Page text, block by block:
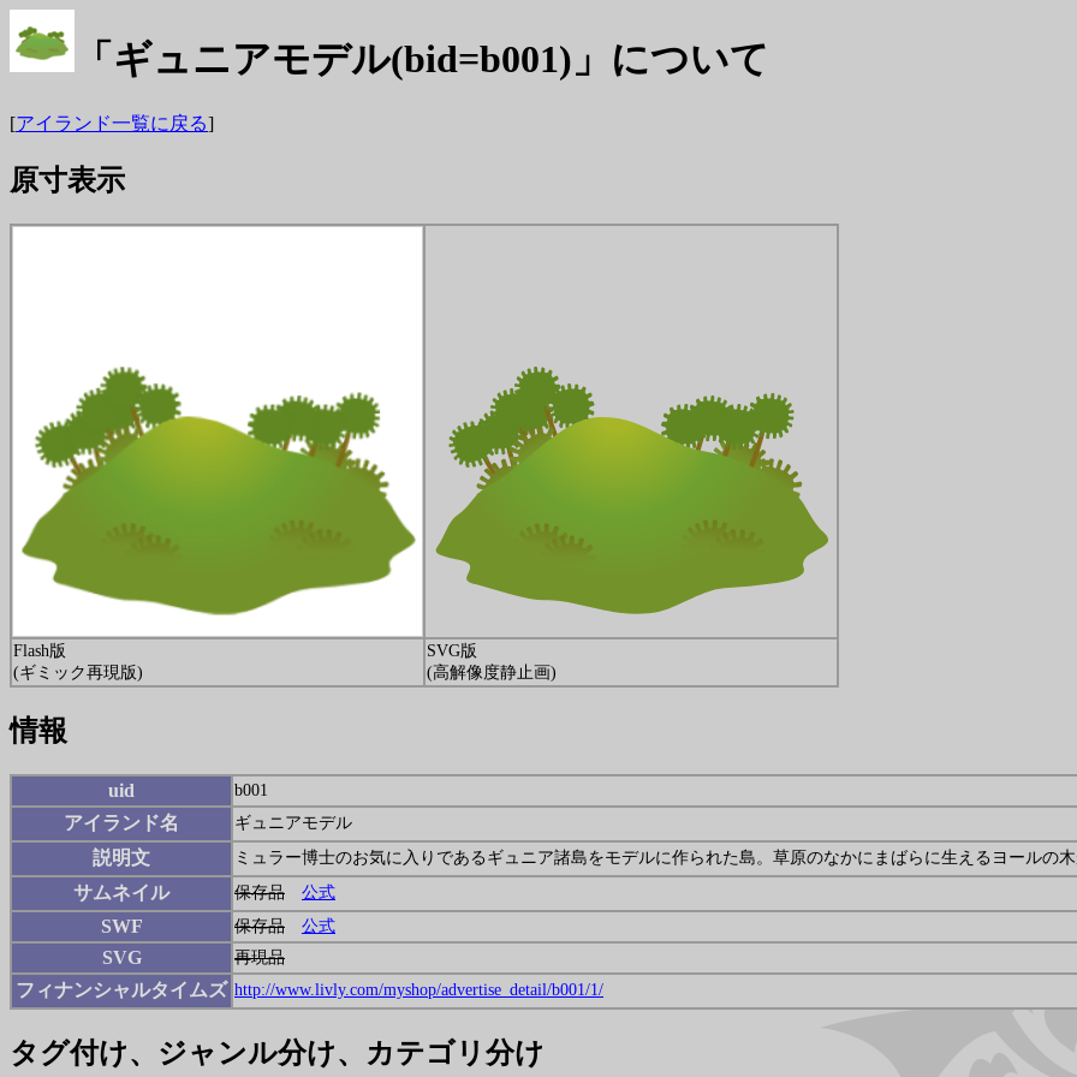
「ギュニアモデル(bid=b001)」について
[アイランド一覧に戻る]
原寸表示
Flash版
(ギミック再現版)
SVG版
(高解像度静止画)
情報
uid b001
アイランド名 ギュニアモデル
説明文 ミュラー博士のお気に入りであるギュニア諸島をモデルに作られた島。草原のなかにまばらに生えるヨールの
サムネイル 保存品 公式
SWF 保存品 公式
SVG 再現品
フィナンシャルタイムズ http://www.livly.com/myshop/advertise_detail/b001/1/
タグ付け、ジャンル分け、カテゴリ分け